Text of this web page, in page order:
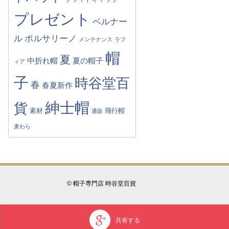
共有する
プレゼント
ベルナー
ル ボルサリーノ メンテナンス ラフ
ィア 中折れ帽 夏 夏の帽子 帽
子 春 春夏新作 時谷堂百
貨 素材 紳士帽 通販 飛行帽
麦わら
© 帽子専門店 時谷堂百貨